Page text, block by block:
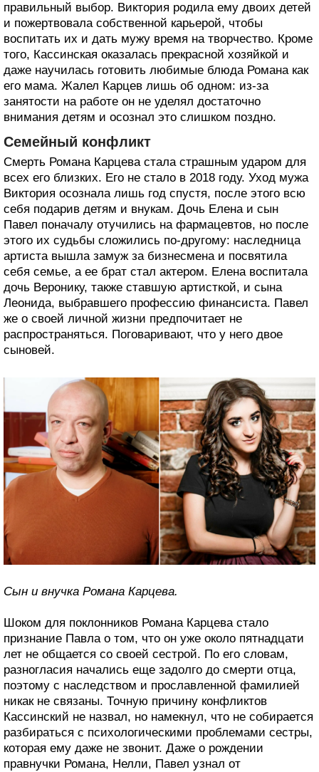
правильный выбор. Виктория родила ему двоих детей
и пожертвовала собственной карьерой, чтобы
воспитать их и дать мужу время на творчество. Кроме
того, Кассинская оказалась прекрасной хозяйкой и
даже научилась готовить любимые блюда Романа как
его мама. Жалел Карцев лишь об одном: из-за
занятости на работе он не уделял достаточно
внимания детям и осознал это слишком поздно.
Семейный конфликт
Смерть Романа Карцева стала страшным ударом для
всех его близких. Его не стало в 2018 году. Уход мужа
Виктория осознала лишь год спустя, после этого всю
себя подарив детям и внукам. Дочь Елена и сын
Павел поначалу отучились на фармацевтов, но после
этого их судьбы сложились по-другому: наследница
артиста вышла замуж за бизнесмена и посвятила
себя семье, а ее брат стал актером. Елена воспитала
дочь Веронику, также ставшую артисткой, и сына
Леонида, выбравшего профессию финансиста. Павел
же о своей личной жизни предпочитает не
распространяться. Поговаривают, что у него двое
сыновей.
Сын и внучка Романа Карцева.
Шоком для поклонников Романа Карцева стало
признание Павла о том, что он уже около пятнадцати
лет не общается со своей сестрой. По его словам,
разногласия начались еще задолго до смерти отца,
поэтому с наследством и прославленной фамилией
никак не связаны. Точную причину конфликтов
Кассинский не назвал, но намекнул, что не собирается
разбираться с психологическими проблемами сестры,
которая ему даже не звонит. Даже о рождении
правнучки Романа, Нелли, Павел узнал от